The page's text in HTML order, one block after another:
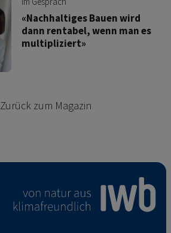
«Nachhaltiges Bauen wird
dann rentabel, wenn man es
multipliziert»
Zurück zum Magazin